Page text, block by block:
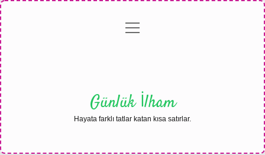
Gizlilikmenüyü
Günlük İlham
Hayata farklı tatlar katan kısa satırlar.